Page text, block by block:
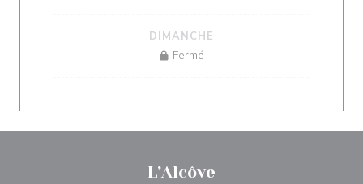
DIMANCHE
Fermé
L’Alcôve